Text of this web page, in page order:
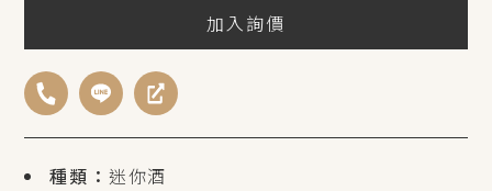
種類： 迷你酒
加入詢價